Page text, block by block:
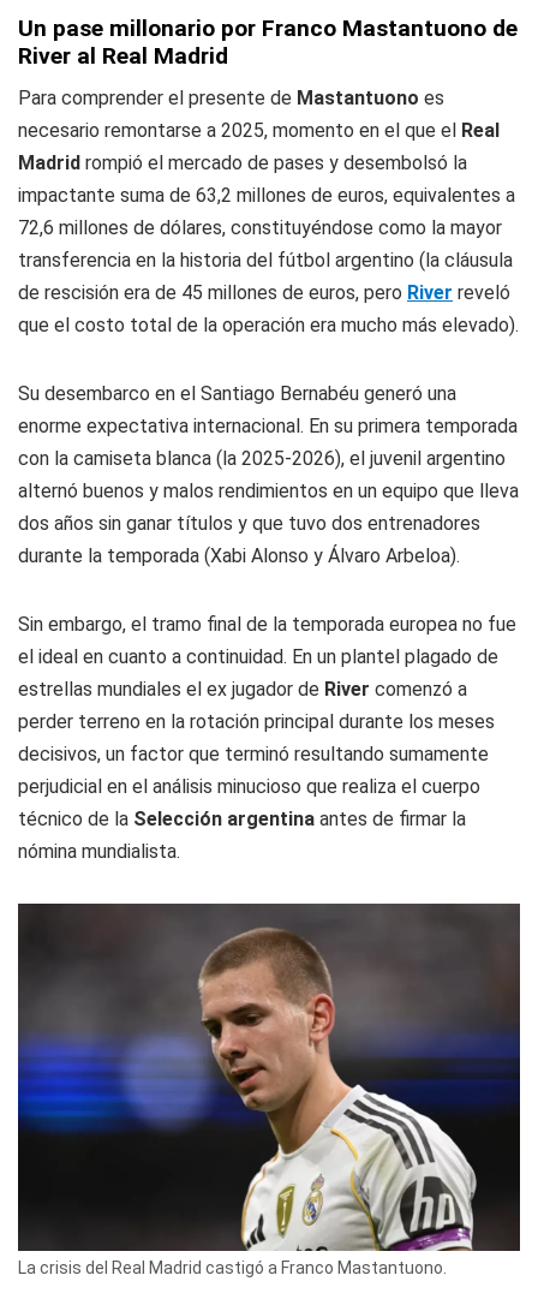
Un pase millonario por Franco Mastantuono de
River al Real Madrid
Para comprender el presente de Mastantuono es
necesario remontarse a 2025, momento en el que el Real
Madrid rompió el mercado de pases y desembolsó la
impactante suma de 63,2 millones de euros, equivalentes a
72,6 millones de dólares, constituyéndose como la mayor
transferencia en la historia del fútbol argentino (la cláusula
de rescisión era de 45 millones de euros, pero River reveló
que el costo total de la operación era mucho más elevado).
Su desembarco en el Santiago Bernabéu generó una
enorme expectativa internacional. En su primera temporada
con la camiseta blanca (la 2025-2026), el juvenil argentino
alternó buenos y malos rendimientos en un equipo que lleva
dos años sin ganar títulos y que tuvo dos entrenadores
durante la temporada (Xabi Alonso y Álvaro Arbeloa).
Sin embargo, el tramo final de la temporada europea no fue
el ideal en cuanto a continuidad. En un plantel plagado de
estrellas mundiales el ex jugador de River comenzó a
perder terreno en la rotación principal durante los meses
decisivos, un factor que terminó resultando sumamente
perjudicial en el análisis minucioso que realiza el cuerpo
técnico de la Selección argentina antes de firmar la
nómina mundialista.
La crisis del Real Madrid castigó a Franco Mastantuono.